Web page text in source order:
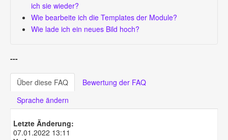
ich sie wieder?
Wie bearbeite ich die Templates der Module?
Wie lade ich ein neues Bild hoch?
---
Über diese FAQ
Bewertung der FAQ
Sprache ändern
Letzte Änderung:
07.01.2022 13:11